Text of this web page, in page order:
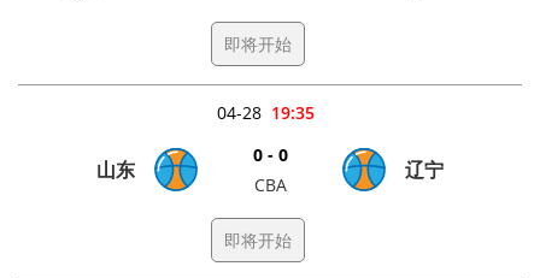
即将开始
19:35
04-28
山东
0 - 0
CBA
辽宁
即将开始